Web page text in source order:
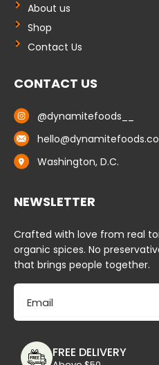
About us
Shop
Contact Us
CONTACT US
@dynamitefoods__
Washington, D.C.
NEWSLETTER
Crafted with love from real
organic spices. No
that brings people together.
FREE DELIVERY